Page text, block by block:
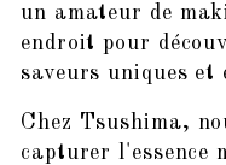
un amateur de
endroit pour
saveurs uniques et
Chez Tsushima,
capturer l'essence